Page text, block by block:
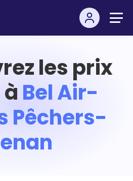
les prix
à Bel Air-
Pêchers-